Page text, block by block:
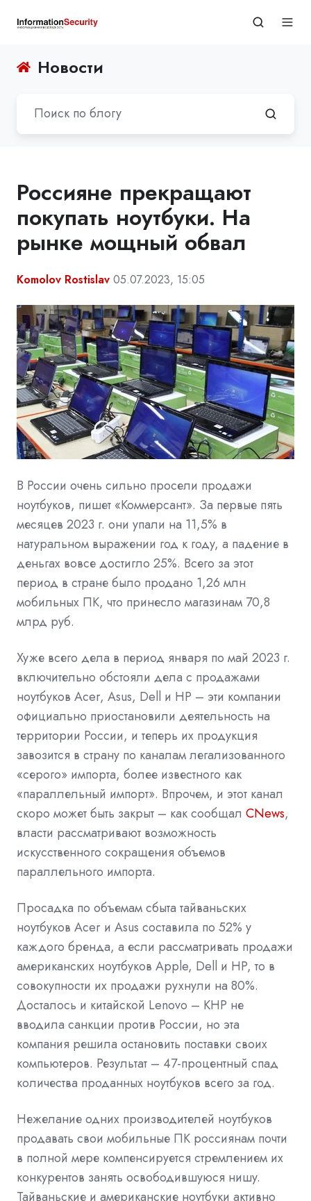
Новости
Россияне прекращают
покупать ноутбуки. На
рынке мощный обвал
Komolov Rostislav 05.07.2023, 15:05
В России очень сильно просели продажи
ноутбуков, пишет «Коммерсант». За первые пять
месяцев 2023 г. они упали на 11,5% в
натуральном выражении год к году, а падение в
деньгах вовсе достигло 25%. Всего за этот
период в стране было продано 1,26 млн
мобильных ПК, что принесло магазинам 70,8
млрд руб.
Хуже всего дела в период января по май 2023 г.
включительно обстояли дела с продажами
ноутбуков Acer, Asus, Dell и HP – эти компании
официально приостановили деятельность на
территории России, и теперь их продукция
завозится в страну по каналам легализованного
«серого» импорта, более известного как
«параллельный импорт». Впрочем, и этот канал
скоро может быть закрыт – каксообщал CNews,
власти рассматривают возможность
искусственного сокращения объемов
параллельного импорта.
Просадка по объемам сбыта тайваньских
ноутбуков Acer и Asus составила по 52% у
каждого бренда, а если рассматривать продажи
американских ноутбуков Apple, Dell и HP, то в
совокупности их продажи рухнули на 80%.
Досталось и китайской Lenovo – КНР не
вводила санкции против России, но эта
компания решила остановить поставки своих
компьютеров. Результат – 47-процентный спад
количества проданных ноутбуков всего за год.
Нежелание одних производителей ноутбуков
продавать свои мобильные ПК россиянам почти
в полной мере компенсируется стремлением их
конкурентов занять освободившуюся нишу.
Тайваньские и американские ноутбуки активно